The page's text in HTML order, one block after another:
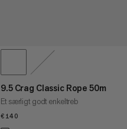
9.5 Crag Classic Rope 50m
Et særligt godt enkeltreb
€140